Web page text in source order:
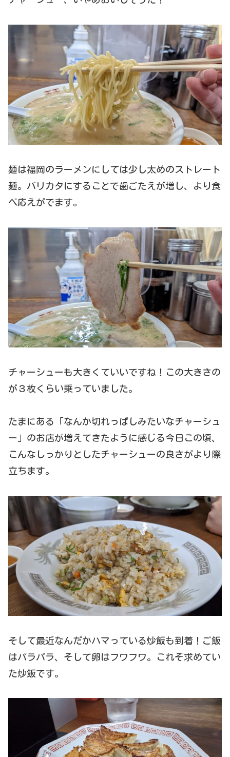
麺は福岡のラーメンにしては少し太めのストレート
麺。バリカタにすることで歯ごたえが増し、より食
べ応えがでます。
チャーシューも大きくていいですね！この大きさの
が３枚くらい乗っていました。
たまにある「なんか切れっぱしみたいなチャーシュ
ー」のお店が増えてきたように感じる今日この頃、
こんなしっかりとしたチャーシューの良さがより際
立ちます。
そして最近なんだかハマっている炒飯も到着！ご飯
はパラパラ、そして卵はフワフワ。これぞ求めてい
た炒飯です。